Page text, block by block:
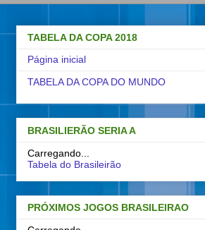
TABELA DA COPA 2018
Página inicial
TABELA DA COPA DO MUNDO
BRASILIERÃO SERIA A
Carregando...
Tabela do Brasileirão
PRÓXIMOS JOGOS BRASILEIRAO